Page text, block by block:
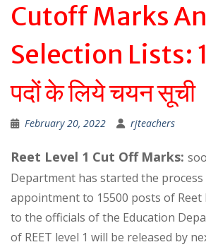
Cutoff Marks
Selection Lists:
पदों के लिये चयन सूची
February 20, 2022 rjteachers
Reet Level 1 Cut Off Marks:
Department has started the
appointment to 15500 posts of Reet
to the officials of the Education
of REET level 1 will be released by